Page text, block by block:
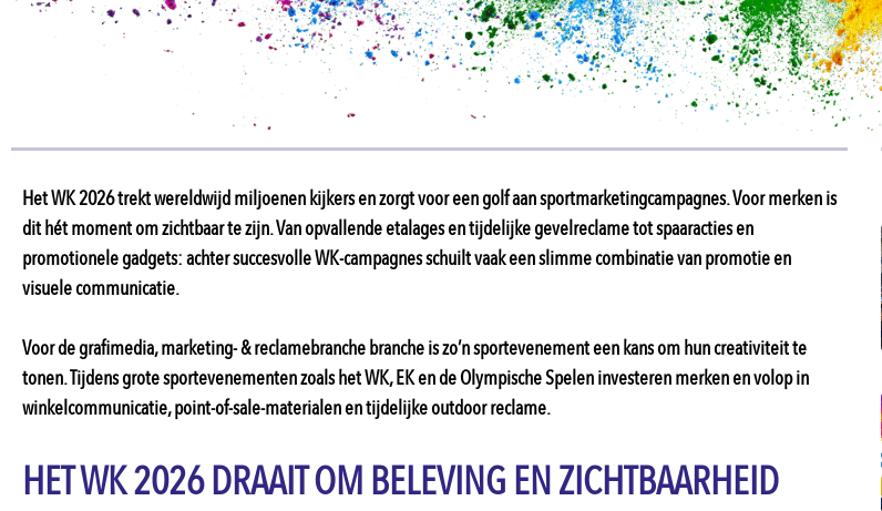
Het WK 2026 trekt wereldwijd miljoenen kijkers en zorgt voor een golf aan sportmarketingcampagnes. Voor merken is
dit hét moment om zichtbaar te zijn. Van opvallende etalages en tijdelijke gevelreclame tot spaaracties en
promotionele gadgets: achter succesvolle WK-campagnes schuilt vaak een slimme combinatie van promotie en
visuele communicatie.
Voor de grafimedia, marketing- & reclamebranche branche is zo’n sportevenement een kans om hun creativiteit te
tonen. Tijdens grote sportevenementen zoals het WK, EK en de Olympische Spelen investeren merken en volop in
winkelcommunicatie, point-of-sale-materialen en tijdelijke outdoor reclame.
HET WK 2026 DRAAIT OM BELEVING EN ZICHTBAARHEID